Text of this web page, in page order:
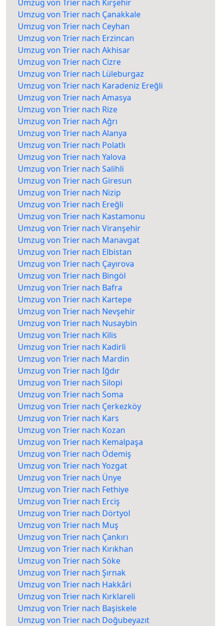
Umzug von Trier nach Kırşehir
Umzug von Trier nach Çanakkale
Umzug von Trier nach Ceyhan
Umzug von Trier nach Erzincan
Umzug von Trier nach Akhisar
Umzug von Trier nach Cizre
Umzug von Trier nach Lüleburgaz
Umzug von Trier nach Karadeniz Ereğli
Umzug von Trier nach Amasya
Umzug von Trier nach Rize
Umzug von Trier nach Ağrı
Umzug von Trier nach Alanya
Umzug von Trier nach Polatlı
Umzug von Trier nach Yalova
Umzug von Trier nach Salihli
Umzug von Trier nach Giresun
Umzug von Trier nach Nizip
Umzug von Trier nach Ereğli
Umzug von Trier nach Kastamonu
Umzug von Trier nach Viranşehir
Umzug von Trier nach Manavgat
Umzug von Trier nach Elbistan
Umzug von Trier nach Çayırova
Umzug von Trier nach Bingöl
Umzug von Trier nach Bafra
Umzug von Trier nach Kartepe
Umzug von Trier nach Nevşehir
Umzug von Trier nach Nusaybin
Umzug von Trier nach Kilis
Umzug von Trier nach Kadirli
Umzug von Trier nach Mardin
Umzug von Trier nach Iğdır
Umzug von Trier nach Silopi
Umzug von Trier nach Soma
Umzug von Trier nach Çerkezköy
Umzug von Trier nach Kars
Umzug von Trier nach Kozan
Umzug von Trier nach Kemalpaşa
Umzug von Trier nach Ödemiş
Umzug von Trier nach Yozgat
Umzug von Trier nach Ünye
Umzug von Trier nach Fethiye
Umzug von Trier nach Erciş
Umzug von Trier nach Dörtyol
Umzug von Trier nach Muş
Umzug von Trier nach Çankırı
Umzug von Trier nach Kırıkhan
Umzug von Trier nach Söke
Umzug von Trier nach Şırnak
Umzug von Trier nach Hakkâri
Umzug von Trier nach Kırklareli
Umzug von Trier nach Başiskele
Umzug von Trier nach Doğubeyazıt